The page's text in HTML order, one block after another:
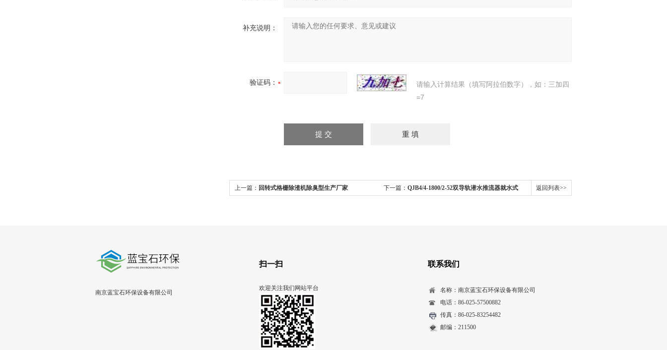
补充说明：
验证码：
请输入计算结果（填写阿拉伯数字），如：三加四
=7
上一篇： 回转式格栅除渣机除臭型生产厂家 下一篇： QJB4/4-1800/2-52双导轨潜水推流器就水式 返回列表>>
南京蓝宝石环保设备有限公司
扫一扫
欢迎关注我们网站平台
联系我们
名称：南京蓝宝石环保设备有限公司
电话：86-025-57500882
传真：86-025-83254482
邮编：211500